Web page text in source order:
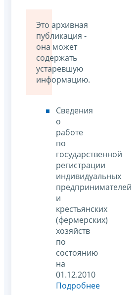
Это архивная
публикация -
она может
содержать
устаревшую
информацию.
Сведения
о
работе
по
государственной
регистрации
индивидуальных
предпринимателей
и
крестьянских
(фермерских)
хозяйств
по
состоянию
на
01.12.2010
Подробнее